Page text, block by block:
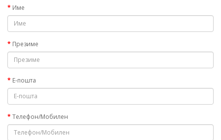
Име
Презиме
Е-пошта
Телефон/Мобилен